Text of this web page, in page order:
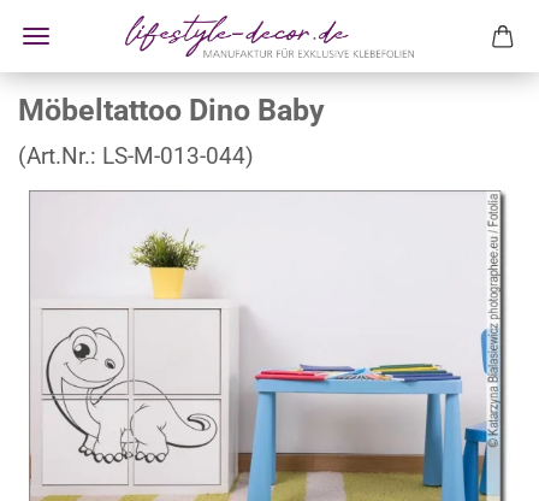
Möbeltattoo Dino Baby
(Art.Nr.: LS-M-013-044)